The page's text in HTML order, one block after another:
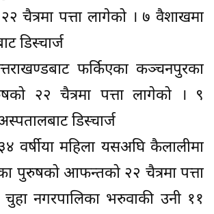
चैत्रमा पत्ता लागेको । ७ वैशाखमा
डिस्चार्ज
फर्किएका कञ्चनपुरका
२२ चैत्रमा पत्ता लागेको । ९
डिस्चार्ज
वर्षीया महिला यसअघि कैलालीमा
पुरुषको आफन्तको २२ चैत्रमा पत्ता
नगरपालिका भरुवाकी उनी ११